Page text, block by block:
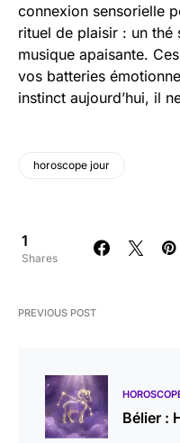
connexion sensorielle
rituel de plaisir : un thé
musique apaisante.
vos batteries
instinct aujourd’hui, il
horoscope jour
1
Shares
PREVIOUS POST
Bélier :